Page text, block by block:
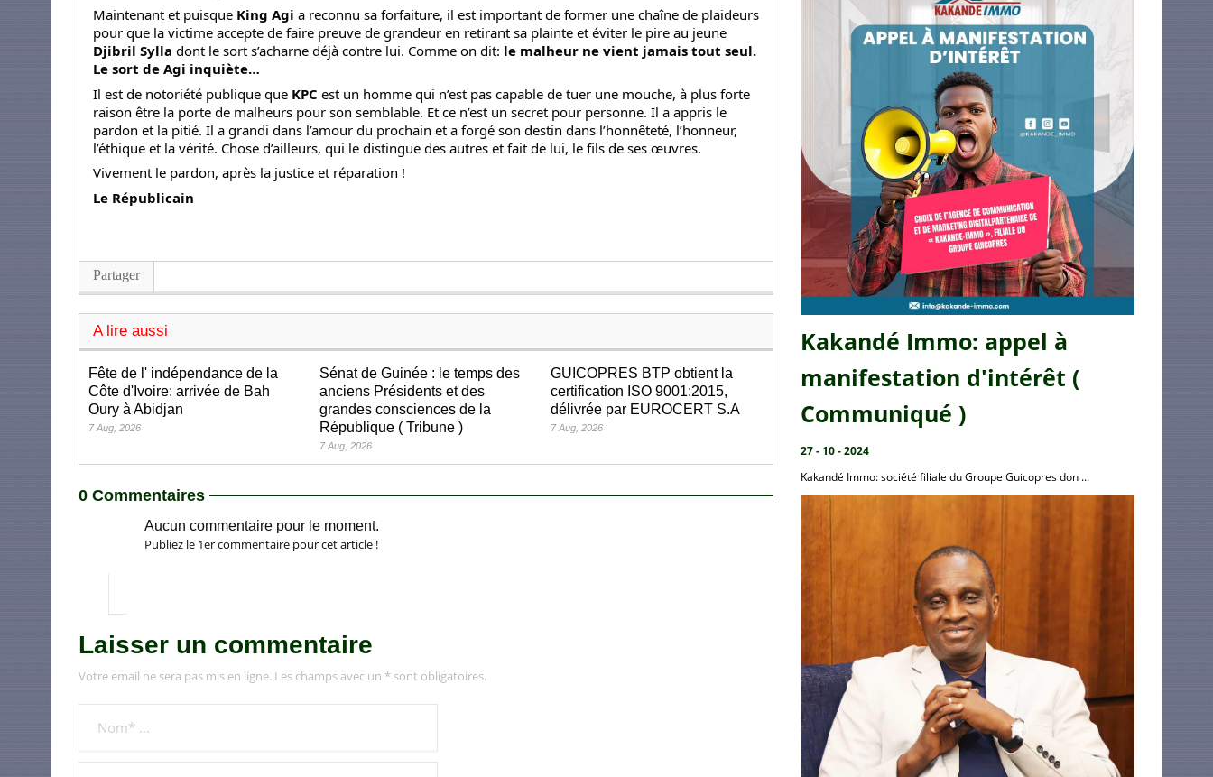
Maintenant et puisque King Agi a reconnu sa forfaiture, il est important de former une chaîne de plaideurs
pour que la victime accepte de faire preuve de grandeur en retirant sa plainte et éviter le pire au jeune
Djibril Sylla dont le sort s’acharne déjà contre lui. Comme on dit: le malheur ne vient jamais tout seul.
Le sort de Agi inquiète…
Il est de notoriété publique que KPC est un homme qui n’est pas capable de tuer une mouche, à plus forte
raison être la porte de malheurs pour son semblable. Et ce n’est un secret pour personne. Il a appris le
pardon et la pitié. Il a grandi dans l’amour du prochain et a forgé son destin dans l’honnêteté, l’honneur,
l’éthique et la vérité. Chose d’ailleurs, qui le distingue des autres et fait de lui, le fils de ses œuvres.
Vivement le pardon, après la justice et réparation !
Le Républicain
Partager
A lire aussi
Fête de l' indépendance de la
Côte d'Ivoire: arrivée de Bah
Oury à Abidjan
7 Aug, 2026
Sénat de Guinée : le temps des
anciens Présidents et des
grandes consciences de la
République ( Tribune )
7 Aug, 2026
GUICOPRES BTP obtient la
certification ISO 9001:2015,
délivrée par EUROCERT S.A
7 Aug, 2026
0 Commentaires
Aucun commentaire pour le moment.
Publiez le 1er commentaire pour cet article !
Laisser un commentaire
Votre email ne sera pas mis en ligne. Les champs avec un * sont obligatoires.
Kakandé Immo: appel à
manifestation d'intérêt (
Communiqué )
27 - 10 - 2024
Kakandé Immo: société filiale du Groupe Guicopres don ...